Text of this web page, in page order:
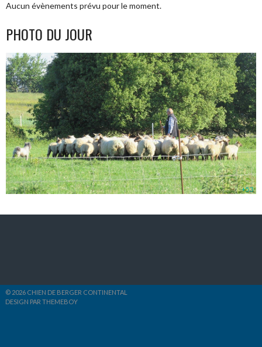
Aucun évènements prévu pour le moment.
PHOTO DU JOUR
+53
© 2026 CHIEN DE BERGER CONTINENTAL
DESIGN PAR THEMEBOY